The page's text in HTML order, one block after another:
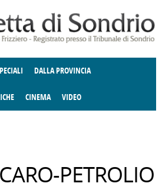
DALLA PROVINCIA
CINEMA VIDEO
PETROLIO